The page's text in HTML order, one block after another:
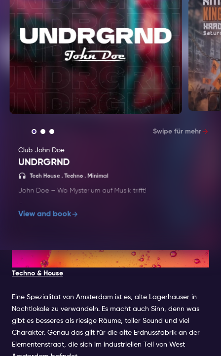
Club John Doe
UNDRGRND
Tech House . Techno . Minimal
John Doe – Wo Mysterium auf Musik trifft!
Verpassen Sie nicht das UNDRGRND Project, die
Beats, hypnotische Vibes und ein ungefiltertes
Rave-Erlebnis. Treten Sie ein in das Unbekannte
im John Doe, Amsterdams geheimnisvollstem
Premium-Drinks und einem eleganten,
einzigartigen Interieur schafft dieser Club eine
elektrisierende Atmosphäre, in der alles möglich
Ziehen Sie sich schick an, bringen Sie Ihre Neugier
View and book
Swipe für mehr
2. H7 WAREHOUSE
Techno & House
Eine Spezialität von Amsterdam ist es, alte Lagerhäuser in
Nachtlokale zu verwandeln. Es macht auch Sinn, denn was
gibt es besseres als riesige Räume, toller Sound und viel
Charakter. Genau das gilt für die alte Erdnussfabrik an der
Elementenstraat, die sich im industriellen Teil von West